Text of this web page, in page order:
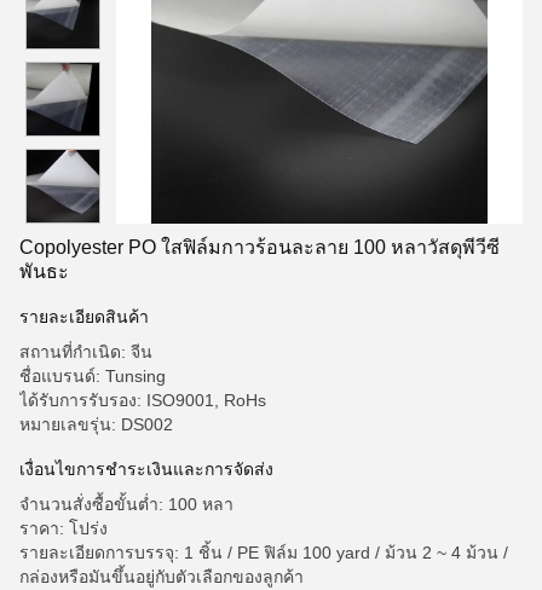
Copolyester PO ใสฟิล์มกาวร้อนละลาย 100 หลาวัสดุพีวีซี
พันธะ
รายละเอียดสินค้า
สถานที่กำเนิด: จีน
ชื่อแบรนด์: Tunsing
ได้รับการรับรอง: ISO9001, RoHs
หมายเลขรุ่น: DS002
เงื่อนไขการชำระเงินและการจัดส่ง
จำนวนสั่งซื้อขั้นต่ำ: 100 หลา
ราคา: โปร่ง
รายละเอียดการบรรจุ: 1 ชิ้น / PE ฟิล์ม 100 yard / ม้วน 2 ~ 4 ม้วน /
กล่องหรือมันขึ้นอยู่กับตัวเลือกของลูกค้า